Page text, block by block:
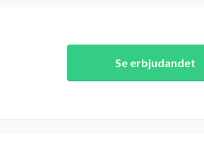
Se erbjudandet